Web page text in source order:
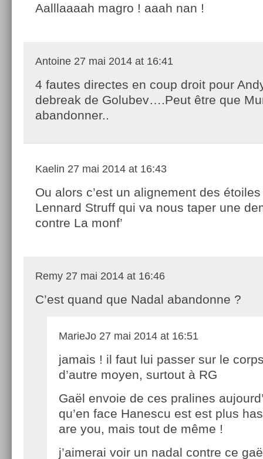
Aalllaaaah magro ! aaah nan !
Antoine 27 mai 2014 at 16:41
4 fautes directes en coup droit pour
debreak de Golubev….Peut être que
abandonner..
Kaelin 27 mai 2014 at 16:43
Ou alors c’est un alignement des
Lennard Struff qui va nous taper une
contre La monf’
Remy 27 mai 2014 at 16:46
C’est quand que Nadal abandonne ?
MarieJo 27 mai 2014 at 16:51
jamais ! il faut lui passer sur le
d’autre moyen, surtout à RG
Gaël envoie de ces pralines
qu’en face Hanescu est est plus
are you, mais tout de même !
j’aimerai voir un nadal contre ce